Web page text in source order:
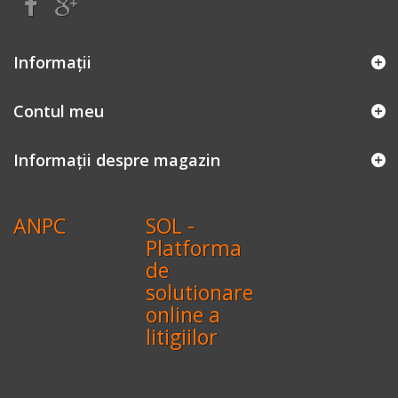
Informaţii
Contul meu
Informații despre magazin
ANPC SOL -
Platforma
de
solutionare
online a
litigiilor